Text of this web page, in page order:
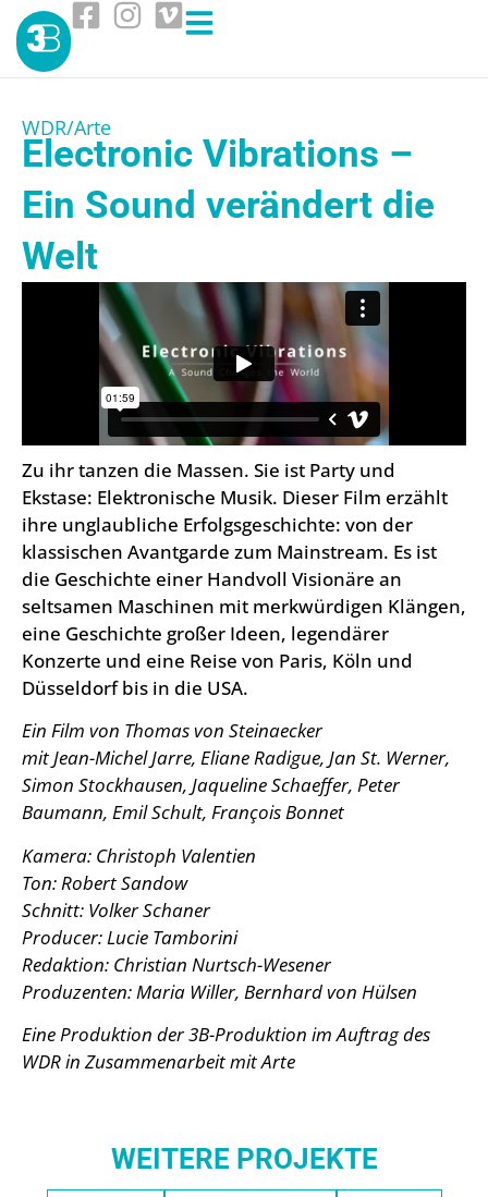
WDR/Arte
Electronic Vibrations –
Ein Sound verändert die
Welt
Zu ihr tanzen die Massen. Sie ist Party und
Ekstase: Elektronische Musik. Dieser Film erzählt
ihre unglaubliche Erfolgsgeschichte: von der
klassischen Avantgarde zum Mainstream. Es ist
die Geschichte einer Handvoll Visionäre an
seltsamen Maschinen mit merkwürdigen Klängen,
eine Geschichte großer Ideen, legendärer
Konzerte und eine Reise von Paris, Köln und
Düsseldorf bis in die USA.
Ein Film von Thomas von Steinaecker
mit Jean-Michel Jarre, Eliane Radigue, Jan St. Werner,
Simon Stockhausen, Jaqueline Schaeffer, Peter
Baumann, Emil Schult, François Bonnet
Kamera: Christoph Valentien
Ton: Robert Sandow
Schnitt: Volker Schaner
Producer: Lucie Tamborini
Redaktion: Christian Nurtsch-Wesener
Produzenten: Maria Willer, Bernhard von Hülsen
Eine Produktion der 3B-Produktion im Auftrag des
WDR in Zusammenarbeit mit Arte
WEITERE PROJEKTE